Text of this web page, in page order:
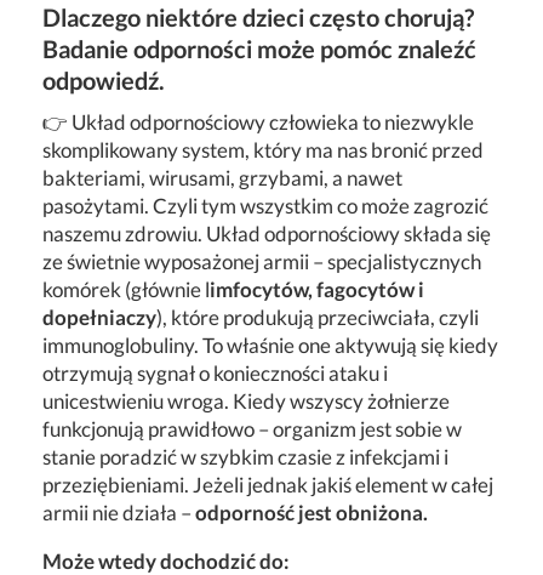
Dlaczego niektóre dzieci często chorują?
Badanie odporności może pomóc znaleźć
odpowiedź.
👉 Układ odpornościowy człowieka to niezwykle
skomplikowany system, który ma nas bronić przed
bakteriami, wirusami, grzybami, a nawet
pasożytami. Czyli tym wszystkim co może zagrozić
naszemu zdrowiu. Układ odpornościowy składa się
ze świetnie wyposażonej armii – specjalistycznych
komórek (głównie limfocytów, fagocytów i
dopełniaczy), które produkują przeciwciała, czyli
immunoglobuliny. To właśnie one aktywują się kiedy
otrzymują sygnał o konieczności ataku i
unicestwieniu wroga. Kiedy wszyscy żołnierze
funkcjonują prawidłowo – organizm jest sobie w
stanie poradzić w szybkim czasie z infekcjami i
przeziębieniami. Jeżeli jednak jakiś element w całej
armii nie działa –odporność jest obniżona.
Może wtedy dochodzić do: